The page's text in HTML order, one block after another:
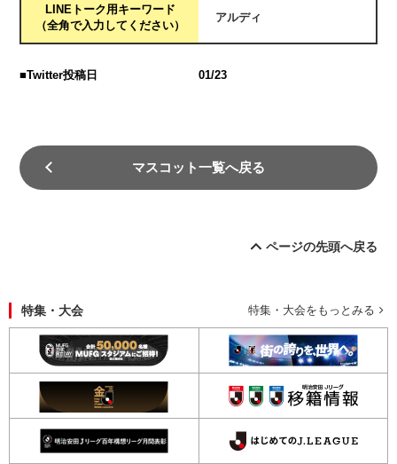
LINEトーク用キーワード
（全角で入力してください）
アルディ
■Twitter投稿日 01/23
マスコット一覧へ戻る
ページの先頭へ戻る
特集・大会 特集・大会をもっとみる